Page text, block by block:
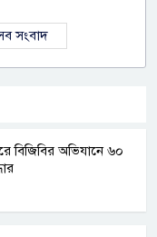
সংবাদ
বিজিবির অভিযানে ৬০